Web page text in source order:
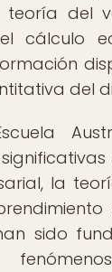
del
cálculo
del
la
sido